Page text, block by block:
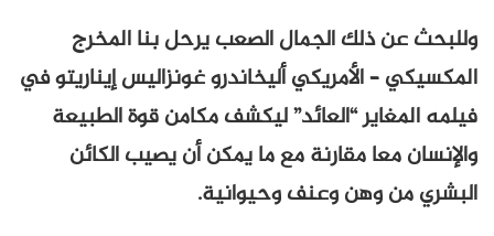
وللبحث عن ذلك الجمال الصعب يرحل بنا المخرج
المكسيكي – الأمريكي أليخاندرو غونزاليس إيناريتو في
فيلمه المغاير “العائد” ليكشف مكامن قوة الطبيعة
والإنسان معا مقارنة مع ما يمكن أن يصيب الكائن
البشري من وهن وعنف وحيوانية.